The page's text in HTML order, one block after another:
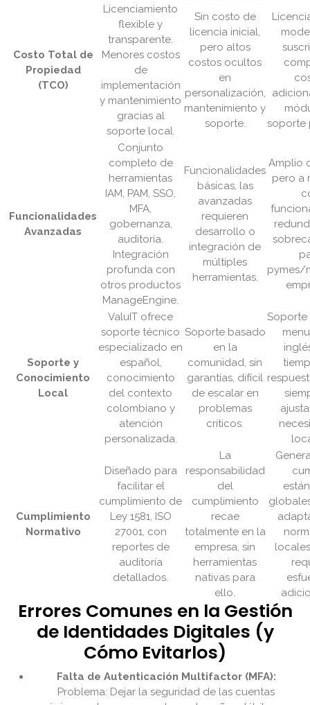
Costo Total de
Propiedad
(TCO)
Licenciamiento
flexible y
transparente.
Menores costos
de
implementación
y mantenimiento
gracias al
soporte local.
Sin costo de
licencia inicial,
pero altos
costos ocultos
en
personalización,
mantenimiento y
soporte.
soporte
Funcionalidades
Avanzadas
Conjunto
completo de
herramientas
IAM, PAM, SSO,
MFA,
gobernanza,
auditoría.
Integración
profunda con
otros productos
ManageEngine.
Funcionalidades
básicas, las
avanzadas
requieren
desarrollo o
integración de
múltiples
herramientas.
Amplio
pero a
pymes/
Soporte y
Conocimiento
Local
ValuIT ofrece
soporte técnico
especializado en
español,
conocimiento
del contexto
colombiano y
atención
personalizada.
Soporte basado
en la
comunidad, sin
garantías, difícil
de escalar en
problemas
críticos.
Soporte
Cumplimiento
Normativo
Diseñado para
facilitar el
cumplimiento de
Ley 1581, ISO
27001, con
reportes de
auditoría
detallados.
La
responsabilidad
del
cumplimiento
recae
totalmente en la
empresa, sin
herramientas
nativas para
ello.
Errores Comunes en la Gestión
de Identidades Digitales (y
Cómo Evitarlos)
Falta de Autenticación Multifactor (MFA):
Problema: Dejar la seguridad de las cuentas